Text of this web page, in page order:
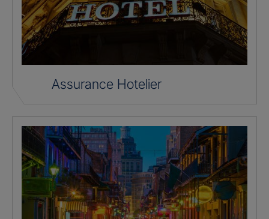
Assurance Hotelier